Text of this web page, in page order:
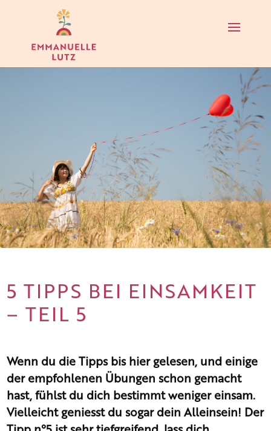
5 TIPPS BEI EINSAMKEIT
– TEIL 5
Wenn du die Tipps bis hier gelesen, und einige
der empfohlenen Übungen schon gemacht
hast, fühlst du dich bestimmt weniger einsam.
Vielleicht geniesst du sogar dein Alleinsein! Der